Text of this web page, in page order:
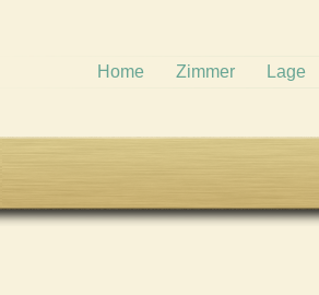
Home Zimmer Lage